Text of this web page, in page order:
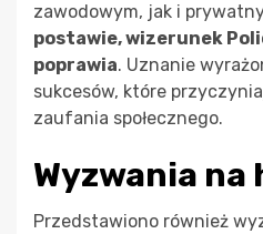
zawodowym, jak i
postawie, wizerunek
poprawia. Uznanie
sukcesów, które
zaufania społecznego.
Wyzwania
Przedstawiono również